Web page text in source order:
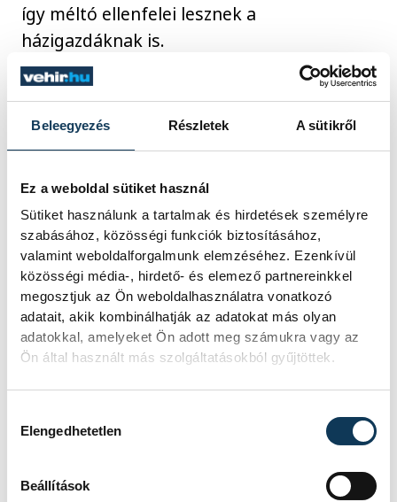
Beleegyezés Részletek A sütikről
Ez a weboldal sütiket használ
Sütiket használunk a tartalmak és hirdetések személyre
szabásához, közösségi funkciók biztosításához,
valamint weboldalforgalmunk elemzéséhez. Ezenkívül
közösségi média-, hirdető- és elemező partnereinkkel
megosztjuk az Ön weboldalhasználatra vonatkozó
adatait, akik kombinálhatják az adatokat más olyan
adatokkal, amelyeket Ön adott meg számukra vagy az
Ön által használt más szolgáltatásokból gyűjtöttek.
Elengedhetetlen
Beállítások
így méltó ellenfelei lesznek a
házigazdáknak is.
Az MTI kérdésére elmondta: a németek
elleni felkészülési mérkőzés első 15
percében nem sikerült megvalósítaniuk a
megbeszélteket.
"Nagyon fontos lesz a világversenyen,
hogy amit előre eltervezünk, azt precízen
végre kell hajtani. A németek ellen volt
három olyan hiba, ami bármilyen
mérkőzésen végzetes lehet. A hollandok
a cél" - fejtette ki.
A stabil védekezés mellett megemlítette a